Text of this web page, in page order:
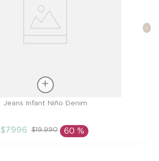
AÑADIR AL CARRITO
Jeans Infant Niño Denim
$7996 $19.990 60 %